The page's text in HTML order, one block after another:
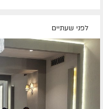
לפני שעתיים